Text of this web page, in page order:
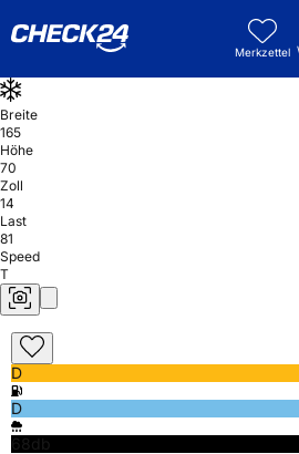
Merkzettel
Breite
165
Höhe
70
Zoll
14
Last
81
Speed
T
D
D
68db